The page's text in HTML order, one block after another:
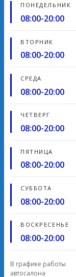
ПОНЕДЕЛЬНИК
08:00-20:00
ВТОРНИК
08:00-20:00
СРЕДА
08:00-20:00
ЧЕТВЕРГ
08:00-20:00
ПЯТНИЦА
08:00-20:00
СУББОТА
08:00-20:00
ВОСКРЕСЕНЬЕ
08:00-20:00
В графике работы
автосалона